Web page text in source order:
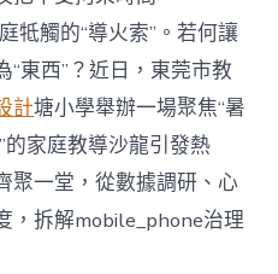
理
難
題？
讓
mobilJIUYI
俱
意
空
間
設
牴觸的“導火索”。若何讓
“東西”？近日，東莞市教
計塘小學舉辦一場聚焦“暑
家庭教導沙龍引發熱
聚一堂，從數據調研、心
，拆解mobile_phone治理